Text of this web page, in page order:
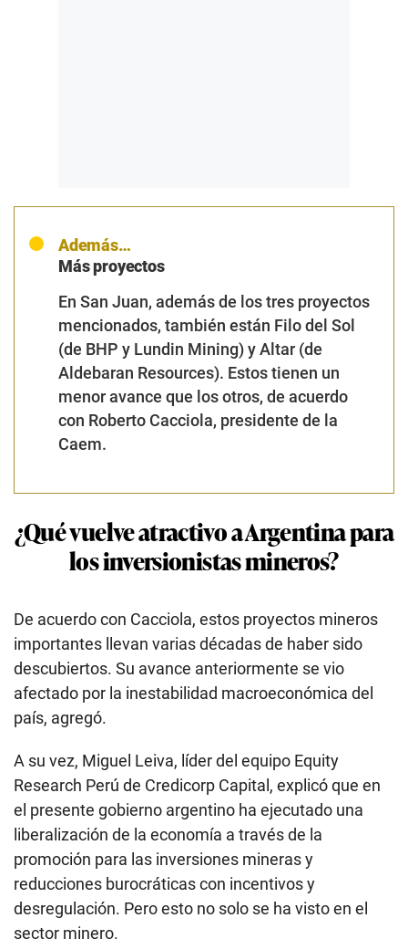
Además…
Más proyectos
En San Juan, además de los tres proyectos
mencionados, también están Filo del Sol
(de BHP y Lundin Mining) y Altar (de
Aldebaran Resources). Estos tienen un
menor avance que los otros, de acuerdo
con Roberto Cacciola, presidente de la
Caem.
¿Qué vuelve atractivo a Argentina para
los inversionistas mineros?
De acuerdo con Cacciola, estos proyectos mineros
importantes llevan varias décadas de haber sido
descubiertos. Su avance anteriormente se vio
afectado por la inestabilidad macroeconómica del
país, agregó.
A su vez, Miguel Leiva, líder del equipo Equity
Research Perú de Credicorp Capital, explicó que en
el presente gobierno argentino ha ejecutado una
liberalización de la economía a través de la
promoción para las inversiones mineras y
reducciones burocráticas con incentivos y
desregulación. Pero esto no solo se ha visto en el
sector minero.